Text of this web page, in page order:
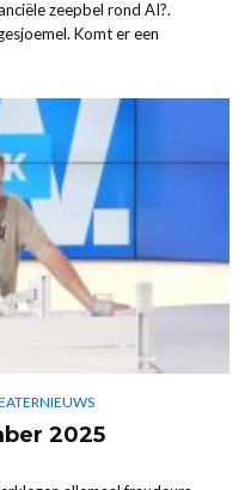
zeepbel rond AI?.
Komt er een
2025